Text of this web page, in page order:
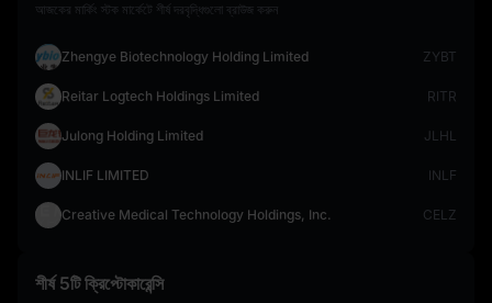
আজকের মার্কিং স্টক মার্কেটে শীর্ষ দরবৃদ্ধিগুলো ব্রাউজ করুন
Zhengye Biotechnology Holding Limited ZYBT
Reitar Logtech Holdings Limited RITR
Julong Holding Limited JLHL
INLIF LIMITED INLF
Creative Medical Technology Holdings, Inc. CELZ
শীর্ষ 5টি ক্রিপ্টোকারেন্সি